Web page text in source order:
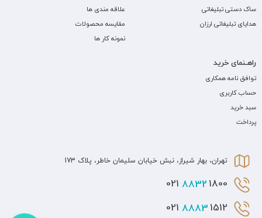
ساک دستی تبلیغاتی
هدایای تبلیغاتی ارزان
علاقه مندی ها
مقایسه محصولات
نمونه کار ها
راهـنمای خرید
توافق نامه همکاری
حساب کاربری
سبد خرید
پرداخت
تهران، بهار شیراز، نبش خیابان سلیمان خاطر، پلاک 173
8832 1800 021
8883 1512 021